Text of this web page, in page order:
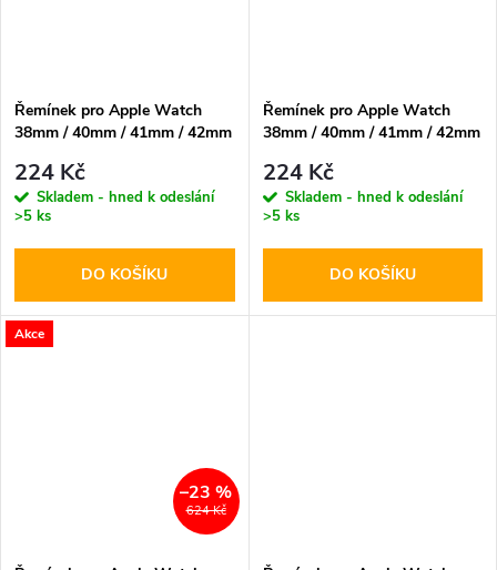
Řemínek pro Apple Watch
38mm / 40mm / 41mm / 42mm
Blue
224 Kč
Skladem - hned k odeslání
>5 ks
DO KOŠÍKU
Řemínek pro Apple Watch
38mm / 40mm / 41mm / 42mm
Midnight Blue
224 Kč
Skladem - hned k odeslání
>5 ks
DO KOŠÍKU
Akce
624 Kč
–23 %